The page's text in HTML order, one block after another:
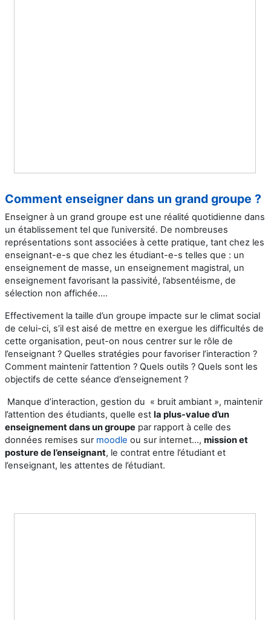
Comment enseigner dans un grand groupe ?
Enseigner à un grand groupe est une réalité quotidienne dans
un établissement tel que l’université. De nombreuses
représentations sont associées à cette pratique, tant chez les
enseignant-e-s que chez les étudiant-e-s telles que : un
enseignement de masse, un enseignement magistral, un
enseignement favorisant la passivité, l’absentéisme, de
sélection non affichée….
Effectivement la taille d’un groupe impacte sur le climat social
de celui-ci, s’il est aisé de mettre en exergue les difficultés de
cette organisation, peut-on nous centrer sur le rôle de
l’enseignant ? Quelles stratégies pour favoriser l’interaction ?
Comment maintenir l’attention ? Quels outils ? Quels sont les
objectifs de cette séance d’enseignement ?
Manque d’interaction, gestion du « bruit ambiant », maintenir
l’attention des étudiants, quelle est la plus-value d’un
enseignement dans un groupe par rapport à celle des
données remises sur moodle ou sur internet…, mission et
posture de l’enseignant, le contrat entre l’étudiant et
l’enseignant, les attentes de l’étudiant.